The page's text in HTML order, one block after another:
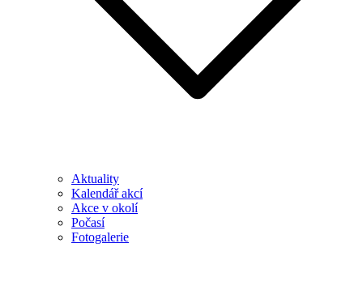
Aktuality
Kalendář akcí
Akce v okolí
Počasí
Fotogalerie